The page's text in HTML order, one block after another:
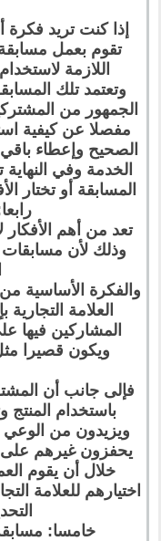
إذا كنت تريد
تقوم بعمل
اللازمة
وتعتمد تلك
الجمهور من
مفصلا عن كيفية
الصحيح وإعطاء
الخدمة وفي
المسابقة أو تختار
تعد من أهم
وذلك لأن مسابقات
والفكرة الأساسية
العلامة
المشاركين فيها
ويكون قصيرا
فإلى جانب أن
باستخدام
ويزيدون من الوعي
يحفزون غيرهم على
خلال أن يقوم
اختيارهم للعلامة
خامسا: